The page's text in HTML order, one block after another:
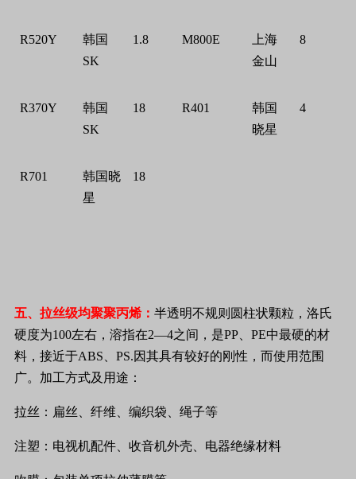
R520Y
韩国
SK
1.8 M800E
上海
金山
8
R370Y
韩国
SK
18 R401
韩国
晓星
4
R701
韩国晓
星
18
五、拉丝级均聚聚丙烯： 半透明不规则圆柱状颗粒，洛氏
硬度为100左右，溶指在2—4之间，是PP PE中最硬的材
料，接近于ABS PS.因其具有较好的刚性，而使用范围
广。加工方式及用途：
拉丝：扁丝、纤维、编织袋、绳子等
注塑：电视机配件、收音机外壳、电器绝缘材料